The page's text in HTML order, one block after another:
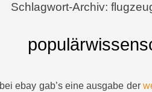
Schlagwort-Archiv:
bei ebay gab’s eine ausgabe der